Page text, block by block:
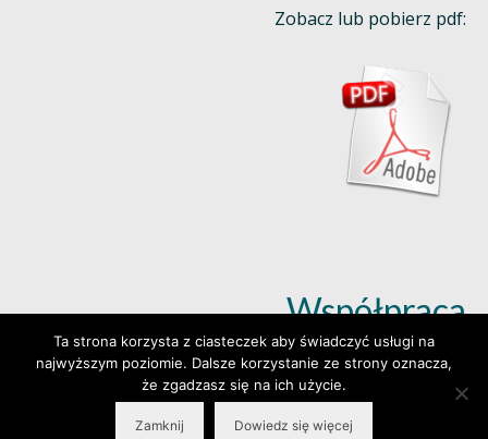
Zobacz lub pobierz pdf:
Współpraca
Dowiedz się więcej (klik)
© 2026 Wylepianki - Made by: www.prosteWWW.pl
Ta strona korzysta z ciasteczek aby świadczyć usługi na
najwyższym poziomie. Dalsze korzystanie ze strony oznacza,
że zgadzasz się na ich użycie.
Zamknij Dowiedz się więcej